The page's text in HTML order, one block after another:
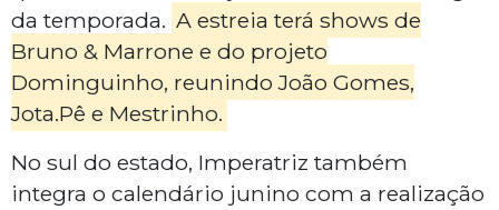
da temporada. A estreia terá shows de
Bruno & Marrone e do projeto
Dominguinho, reunindo João Gomes,
Jota.Pê e Mestrinho.
No sul do estado, Imperatriz também
integra o calendário junino com a realização